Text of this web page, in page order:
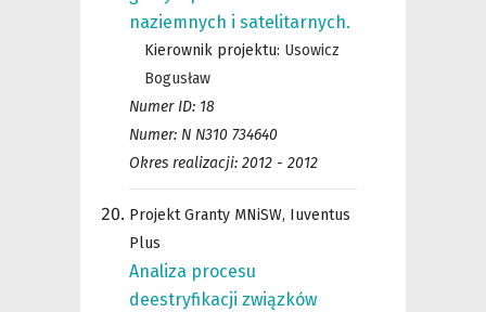
naziemnych i satelitarnych.
Kierownik projektu: Usowicz
Bogusław
Numer ID: 18
Numer: N N310 734640
Okres realizacji: 2012 - 2012
Projekt Granty MNiSW, Iuventus
Plus
Analiza procesu
deestryfikacji związków